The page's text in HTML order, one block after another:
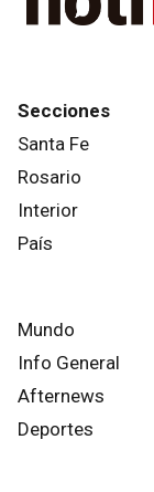
Secciones
Santa Fe
Rosario
Interior
País
Mundo
Info General
Afternews
Deportes